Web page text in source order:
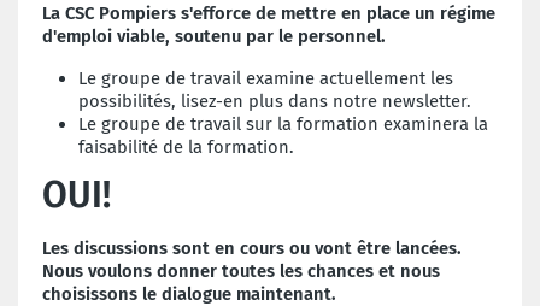
La CSC Pompiers s'efforce de mettre en place un régime
d'emploi viable, soutenu par le personnel.
Le groupe de travail examine actuellement les
possibilités, lisez-en plus dans notre newsletter.
Le groupe de travail sur la formation examinera la
faisabilité de la formation.
OUI!
Les discussions sont en cours ou vont être lancées.
Nous voulons donner toutes les chances et nous
choisissons le dialogue maintenant.